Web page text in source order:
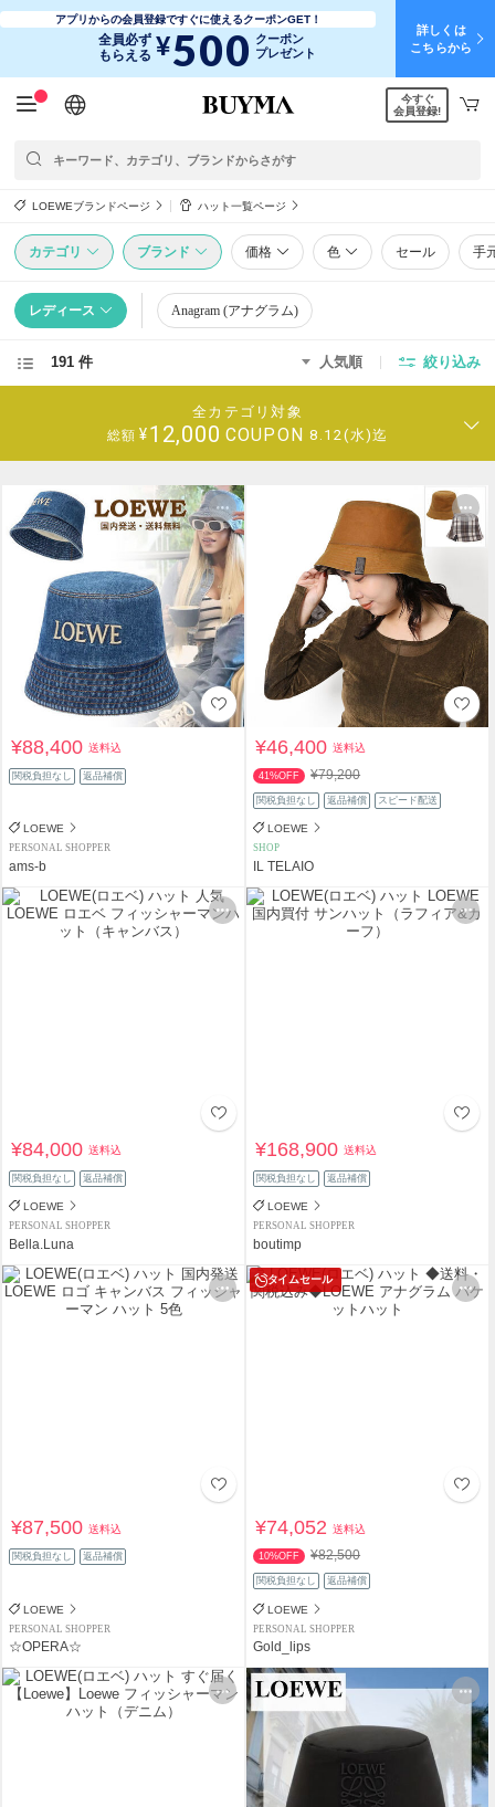
アプリからの会員登録ですぐに使えるクーポンGET！
全員必ず
もらえる ¥500 クーポン
プレゼント
詳しくは
こちらから
日本語
English
简体中文
繁體中文
今すぐ
会員登録!
LOEWEブランドページ ハット一覧ページ
カテゴリ ブランド 価格 色 セール 手
レディース Anagram (アナグラム)
191 件 人気順 絞り込み
全カテゴリ対象
総額 ¥12,000 COUPON 8.12(水)迄
¥88,400送料込
関税負担なし 返品補償
LOEWE
PERSONAL SHOPPER
ams-b
¥46,400送料込
41%OFF ¥79,200
関税負担なし 返品補償 スピード配送
LOEWE
SHOP
IL TELAIO
¥84,000送料込
関税負担なし 返品補償
LOEWE
PERSONAL SHOPPER
Bella.Luna
¥168,900送料込
関税負担なし 返品補償
LOEWE
PERSONAL SHOPPER
boutimp
¥87,500送料込
関税負担なし 返品補償
LOEWE
PERSONAL SHOPPER
☆OPERA☆
タイムセール
¥74,052送料込
10%OFF ¥82,500
関税負担なし 返品補償
LOEWE
PERSONAL SHOPPER
Gold_lips